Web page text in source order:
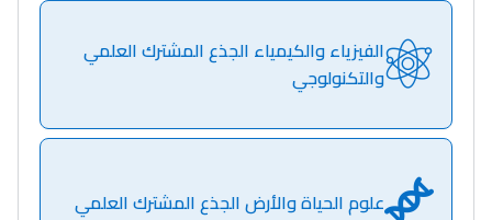
الفيزياء والكيمياء الجذع المشترك العلمي
والتكنولوجي
علوم الحياة والأرض الجذع المشترك العلمي